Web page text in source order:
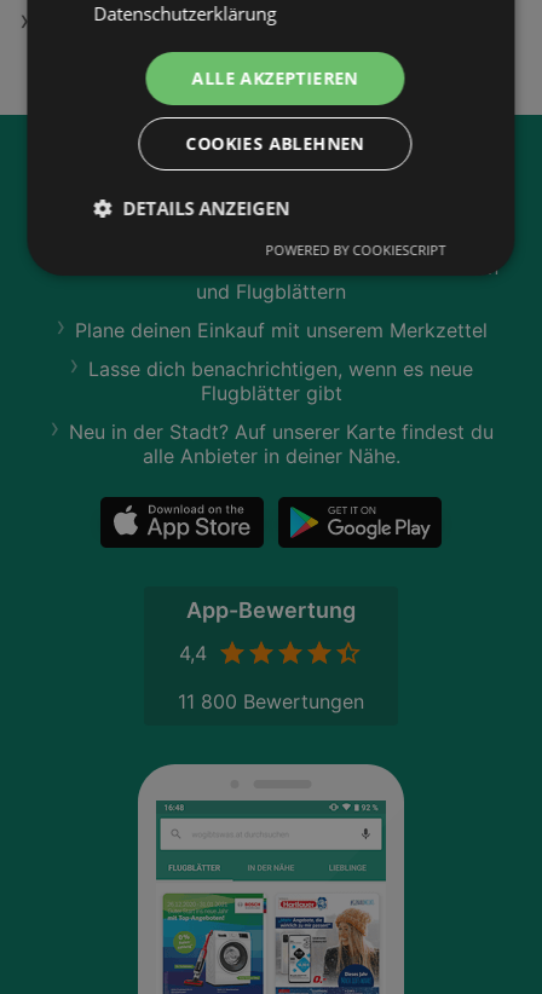
Clever Laugenbrezel
Jetzt unserewogibtswas.at
App runterladen:
Filtere nach Branchen und stöbere in Produkten
und Flugblättern
Plane deinen Einkauf mit unserem Merkzettel
Lasse dich benachrichtigen, wenn es neue
Flugblätter gibt
Neu in der Stadt? Auf unserer Karte findest du
alle Anbieter in deiner Nähe.
App-Bewertung
4,4
11 800 Bewertungen
Datenschutzerklärung
ALLE AKZEPTIEREN
COOKIES ABLEHNEN
DETAILS ANZEIGEN
POWERED BY COOKIESCRIPT